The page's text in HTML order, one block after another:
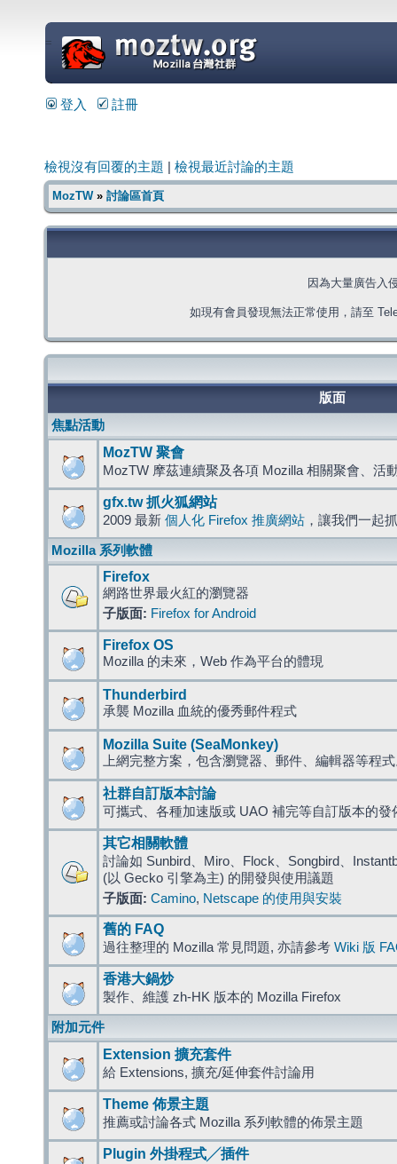
=
登入 註冊
檢視沒有回覆的主題 檢視最近討論的主題
MozTW» 討論區首頁
因為大量廣告入
如現有會員發現無法正常使用，請至
版面
焦點活動
MozTW 聚會
MozTW 摩茲連續聚及各項 Mozilla 相關聚會、活
gfx.tw 抓火狐網站
2009 最新 個人化 Firefox 推廣網站 ，讓我們一起
Mozilla 系列軟體
Firefox
網路世界最火紅的瀏覽器
子版面: Firefox for Android
Firefox OS
Mozilla 的未來，Web 作為平台的體現
Thunderbird
承襲 Mozilla 血統的優秀郵件程式
Mozilla Suite (SeaMonkey)
上網完整方案，包含瀏覽器、郵件、編輯器等程
社群自訂版本討論
可攜式、各種加速版或 UAO 補完等自訂版本的發
其它相關軟體
討論如 Sunbird、Miro、Flock、Songbird、
(以 Gecko 引擎為主) 的開發與使用議題
子版面: Camino, Netscape 的使用與安裝
舊的 FAQ
過往整理的 Mozilla 常見問題, 亦請參考 Wiki 版
香港大鍋炒
製作、維護 zh-HK 版本的 Mozilla Firefox
附加元件
Extension 擴充套件
給 Extensions, 擴充/延伸套件討論用
Theme 佈景主題
推薦或討論各式 Mozilla 系列軟體的佈景主題
Plugin 外掛程式╱插件